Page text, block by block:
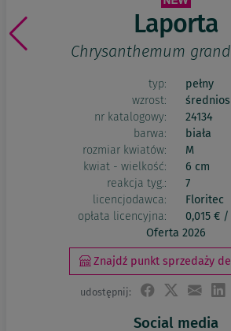
Laporta
Chrysanthemum
typ:
pełny
wzrost:
nr katalogowy:
24134
barwa:
biała
rozmiar kwiatów:
M
kwiat - wielkość:
6 cm
reakcja tyg.:
7
licencjodawca:
Floritec
opłata licencyjna:
0,015 € /
Oferta 2026
Znajdź punkt sprzedaży
udostępnij:
Social media